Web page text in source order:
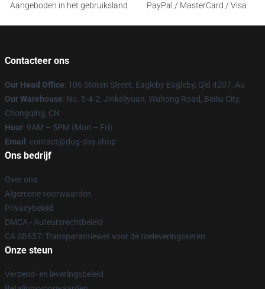
Aangeboden in het gebruiksland
PayPal / MasterCard / Visa
Contacteer ons
Our Head Office: 106 Stoten Street, Eagleby Eagleby, Qld 4207, Au
Our Warehouse: No. 5-4-2, Jinkeliyuan, Wuhong Road, Beiliu City,
Chongqing, CN
Hour: 9AM – 5PM (Mon – Fri)
Email : contact@dog-day.shop
Ons bedrijf
Over ons
Algemene voorwaarden
Privacybeleid
DMCA - Auteursrechtbeleid
CA SB657: Transparantiewet voor de toeleveringsketen
Onze steun
Verzend- en leveringsbeleid